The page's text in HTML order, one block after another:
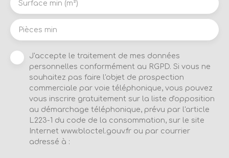
Surface min (m²)
Pièces min
J'accepte le traitement de mes données
personnelles conformément au RGPD. Si vous ne
souhaitez pas faire l'objet de prospection
commerciale par voie téléphonique, vous pouvez
vous inscrire gratuitement sur la liste d'opposition
au démarchage téléphonique, prévu par l'article
L223-1 du code de la consommation, sur le site
Internet www.bloctel.gouv.fr ou par courrier
adressé à :